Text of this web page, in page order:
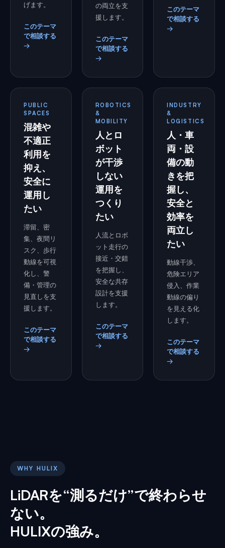
げます。
このテーマ
で相談する
→
の両立を支
援します。
このテーマ
で相談する
→
このテーマ
で相談する
→
PUBLIC
SPACES
混雑や
不適正
利用を
抑え、
安全に
運用し
たい
滞留、密
集、夜間リ
スク、歩行
動線を可視
化し、警
備・管理の
見直しを支
援します。
このテーマ
で相談する
→
ROBOTICS
&
MOBILITY
人とロ
ボット
が干渉
しない
運用を
つくり
たい
人流とロボ
ット走行の
接近・交錯
を把握し、
安全な共存
設計を支援
します。
このテーマ
で相談する
→
INDUSTRY
&
LOGISTICS
人・車
両・設
備の動
きを把
握し、
安全と
効率を
両立し
たい
動線干渉、
危険エリア
侵入、作業
動線の偏り
を見える化
します。
このテーマ
で相談する
→
WHY HULIX
LiDARを“測るだけ”で終わらせ
ない。
HULIXの強み。